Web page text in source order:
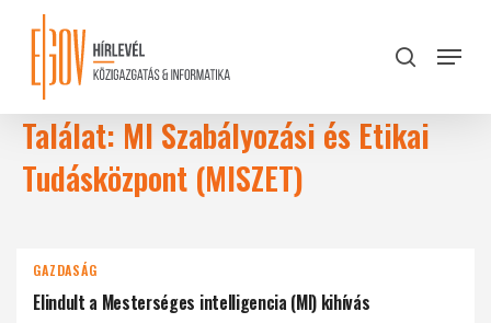
content
search
Menu
Találat: MI Szabályozási és Etikai
Tudásközpont (MISZET)
GAZDASÁG
Elindult a Mesterséges intelligencia (MI) kihívás
Close